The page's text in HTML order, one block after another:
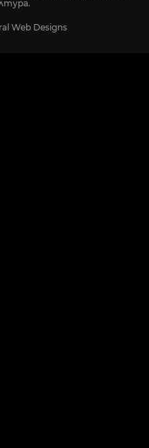
Web Designs